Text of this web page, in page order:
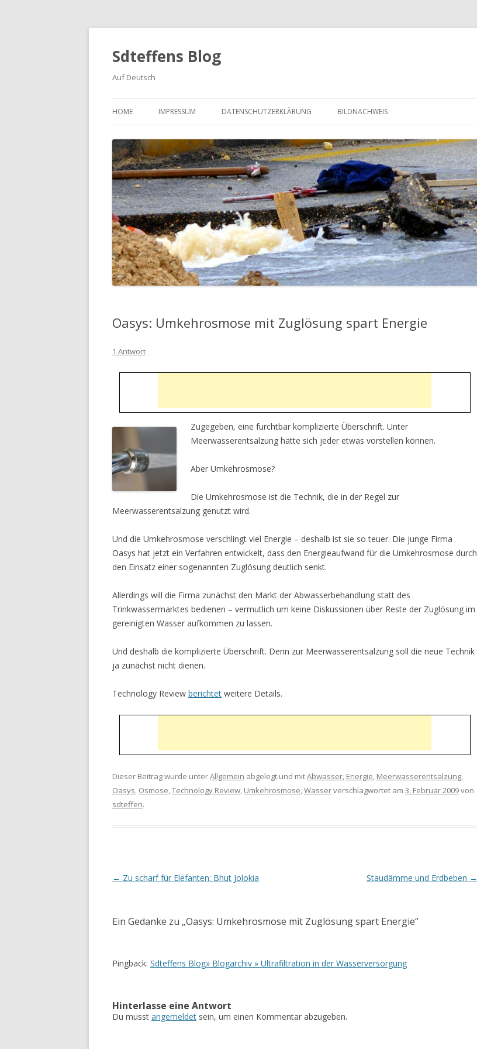
Sdteffens Blog
Auf Deutsch
HOME IMPRESSUM DATENSCHUTZERKLÄRUNG BILDNACHWEIS
Oasys: Umkehrosmose mit Zuglösung spart Energie
1 Antwort
Zugegeben, eine furchtbar komplizierte Überschrift. Unter
Meerwasserentsalzung hätte sich jeder etwas vorstellen können.
Aber Umkehrosmose?
Die Umkehrosmose ist die Technik, die in der Regel zur
Meerwasserentsalzung genutzt wird.
Und die Umkehrosmose verschlingt viel Energie – deshalb ist sie so teuer. Die junge Firma
Oasys hat jetzt ein Verfahren entwickelt, dass den Energieaufwand für die Umkehrosmose durch
den Einsatz einer sogenannten Zuglösung deutlich senkt.
Allerdings will die Firma zunächst den Markt der Abwasserbehandlung statt des
Trinkwassermarktes bedienen – vermutlich um keine Diskussionen über Reste der Zuglösung im
gereinigten Wasser aufkommen zu lassen.
Und deshalb die komplizierte Überschrift. Denn zur Meerwasserentsalzung soll die neue Technik
ja zunächst nicht dienen.
Technology Review berichtet weitere Details.
Dieser Beitrag wurde unterAllgemein abgelegt und mitAbwasser, Energie, Meerwasserentsalzung,
Oasys, Osmose,Technology Review, Umkehrosmose,Wasserverschlagwortet am 3. Februar 2009von
sdteffen.
Artikel-Navigation
← Zu scharf für Elefanten: Bhut Jolokia Staudämme und Erdbeben →
Ein Gedanke zu „Oasys: Umkehrosmose mit Zuglösung spart Energie“
Pingback: Sdteffens Blog» Blogarchiv » Ultrafiltration in der Wasserversorgung
Hinterlasse eine Antwort
Du musst angemeldet sein, um einen Kommentar abzugeben.